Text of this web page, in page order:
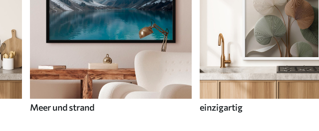
Meer und strand einzigartig